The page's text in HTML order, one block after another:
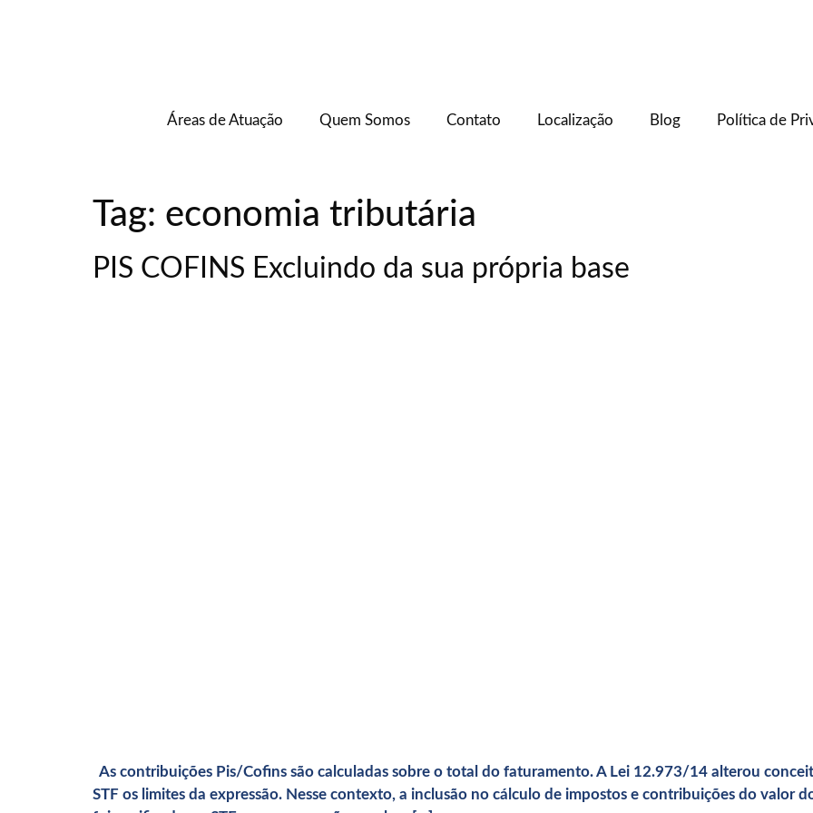
Áreas de Atuação Quem Somos Contato Localização Blog Política de
Tag: economia tributária
PIS COFINS Excluindo da sua própria base
As contribuições Pis/Cofins são calculadas sobre o total do faturamento. A Lei 12.973/14 alterou
STF os limites da expressão. Nesse contexto, a inclusão no cálculo de impostos e contribuições do valor